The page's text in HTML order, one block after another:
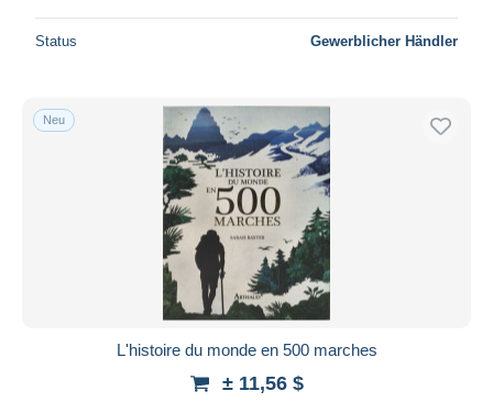
Übernehmen
Status Gewerblicher Händler
Neu
L'histoire du monde en 500 marches
± 11,56 $